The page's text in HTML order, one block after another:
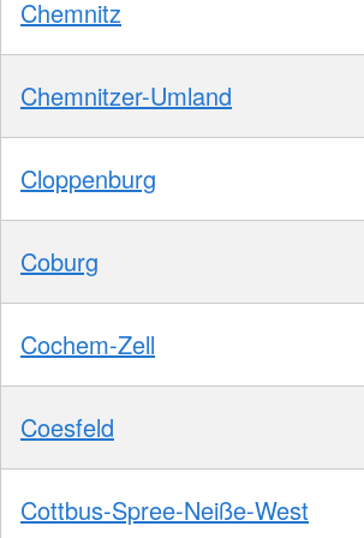
Chemnitz
Chemnitzer-Umland
Cloppenburg
Coburg
Cochem-Zell
Coesfeld
Cottbus-Spree-Neiße-West